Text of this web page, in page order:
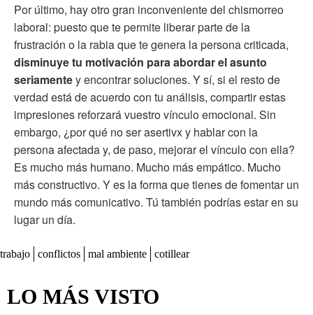
Por último, hay otro gran inconveniente del chismorreo
laboral: puesto que te permite liberar parte de la
frustración o la rabia que te genera la persona criticada,
disminuye tu motivación para abordar el asunto
seriamentey encontrar soluciones. Y sí, si el resto de
verdad está de acuerdo con tu análisis, compartir estas
impresiones reforzará vuestro vínculo emocional. Sin
embargo, ¿por qué no ser asertivx y hablar con la
persona afectada y, de paso, mejorar el vínculo con ella?
Es mucho más humano. Mucho más empático. Mucho
más constructivo. Y es la forma que tienes de fomentar un
mundo más comunicativo. Tú también podrías estar en su
lugar un día.
trabajo conflictos mal ambiente cotillear
LO MÁS VISTO